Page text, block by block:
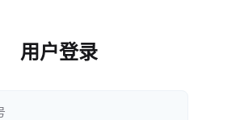
用户登录